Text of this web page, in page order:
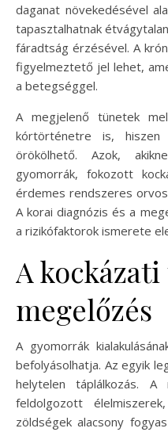
daganat növekedésével
tapasztalhatnak
fáradtság érzésével. A
figyelmeztető jel lehet,
a betegséggel.
A megjelenő tünetek
kórtörténetre is,
örökölhető. Azok,
gyomorrák, fokozott
érdemes rendszeres
A korai diagnózis és a
a rizikófaktorok ismerete
A
megelőzés
A gyomorrák
befolyásolhatja. Az egyik
helytelen táplálkozás.
feldolgozott
zöldségek alacsony